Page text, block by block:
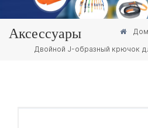
Аксессуары Дом
Двойной J-образный крючок